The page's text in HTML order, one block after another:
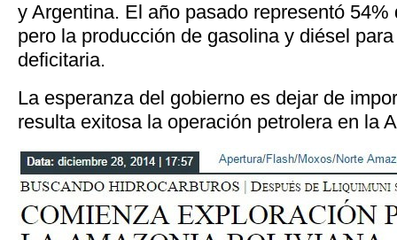
y Argentina. El año pasado representó 54%
pero la producción de gasolina y diésel
deficitaria.
La esperanza del gobierno es dejar de
resulta exitosa la operación petrolera en la